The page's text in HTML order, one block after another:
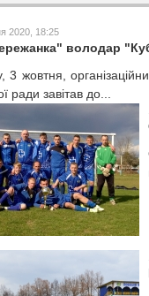
2020, 18:25
володар
3 жовтня,
ради завітав до...